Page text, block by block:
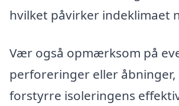
hvilket påvirker indeklimaet
Vær også opmærksom på
perforeringer eller åbninger,
forstyrre isoleringens